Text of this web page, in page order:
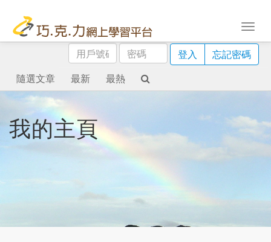
用
戶
號
碼
密
碼
登入
忘記密碼
隨選文章
最新 最熱
我的主頁